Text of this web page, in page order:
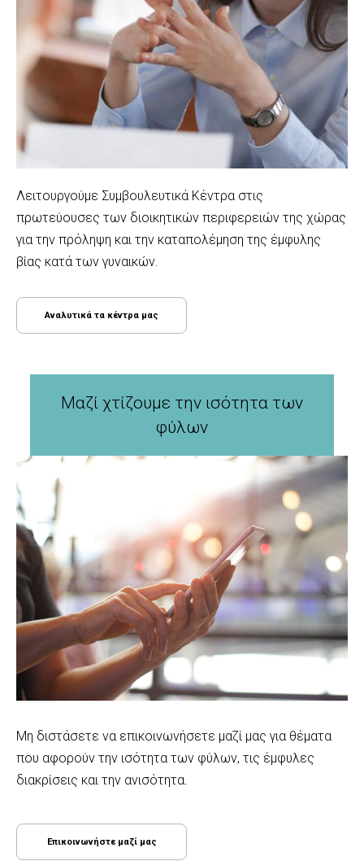
Λειτουργούμε Συμβουλευτικά Κέντρα στις
πρωτεύουσες των διοικητικών περιφερειών της χώρας
για την πρόληψη και την καταπολέμηση της έμφυλης
βίας κατά των γυναικών.
Αναλυτικά τα κέντρα μας
Μαζί χτίζουμε την ισότητα των
φύλων
Μη διστάσετε να επικοινωνήσετε μαζί μας για θέματα
που αφορούν την ισότητα των φύλων, τις έμφυλες
διακρίσεις και την ανισότητα.
Επικοινωνήστε μαζί μας